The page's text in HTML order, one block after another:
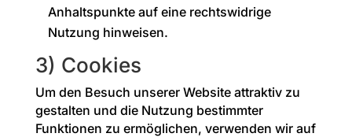
Anhaltspunkte auf eine rechtswidrige
Nutzung hinweisen.
3) Cookies
Um den Besuch unserer Website attraktiv zu
gestalten und die Nutzung bestimmter
Funktionen zu ermöglichen, verwenden wir auf